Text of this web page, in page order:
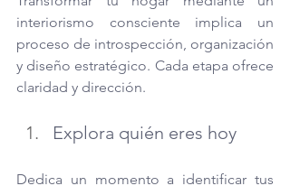
interiorismo consciente implica un
proceso de introspección, organización
y diseño estratégico. Cada etapa ofrece
claridad y dirección.
Explora quién eres hoy
Dedica un momento a identificar tus